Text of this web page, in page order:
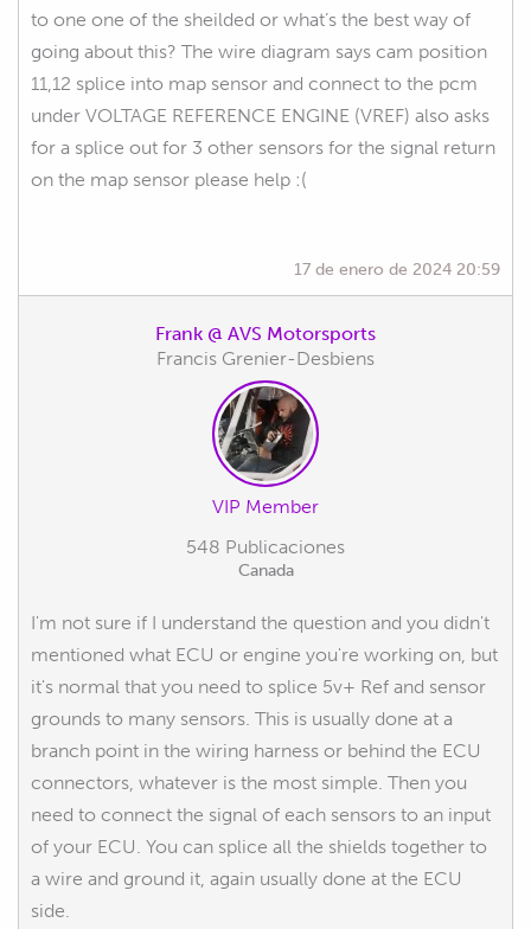
to one one of the sheilded or what’s the best way of
going about this? The wire diagram says cam position
11,12 splice into map sensor and connect to the pcm
under VOLTAGE REFERENCE ENGINE (VREF) also asks
for a splice out for 3 other sensors for the signal return
on the map sensor please help :(
17 de enero de 2024 20:59
Frank @ AVS Motorsports
Francis Grenier-Desbiens
VIP Member
548 Publicaciones
Canada
I'm not sure if I understand the question and you didn't
mentioned what ECU or engine you're working on, but
it's normal that you need to splice 5v+ Ref and sensor
grounds to many sensors. This is usually done at a
branch point in the wiring harness or behind the ECU
connectors, whatever is the most simple. Then you
need to connect the signal of each sensors to an input
of your ECU. You can splice all the shields together to
a wire and ground it, again usually done at the ECU
side.